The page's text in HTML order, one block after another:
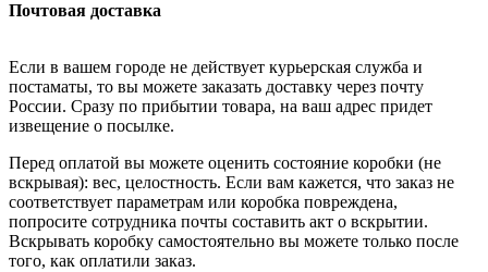
Почтовая доставка
Если в вашем городе не действует курьерская служба и
постаматы, то вы можете заказать доставку через почту
России. Сразу по прибытии товара, на ваш адрес придет
извещение о посылке.
Перед оплатой вы можете оценить состояние коробки (не
вскрывая): вес, целостность. Если вам кажется, что заказ не
соответствует параметрам или коробка повреждена,
попросите сотрудника почты составить акт о вскрытии.
Вскрывать коробку самостоятельно вы можете только после
того, как оплатили заказ.